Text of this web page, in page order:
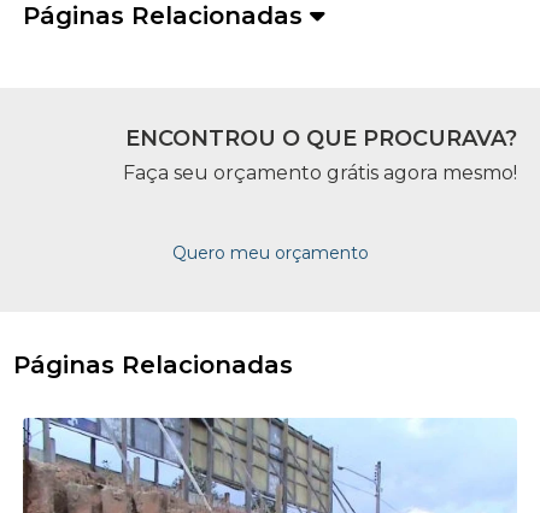
Páginas Relacionadas
ENCONTROU O QUE PROCURAVA?
Faça seu orçamento grátis agora mesmo!
Quero meu orçamento
Páginas Relacionadas